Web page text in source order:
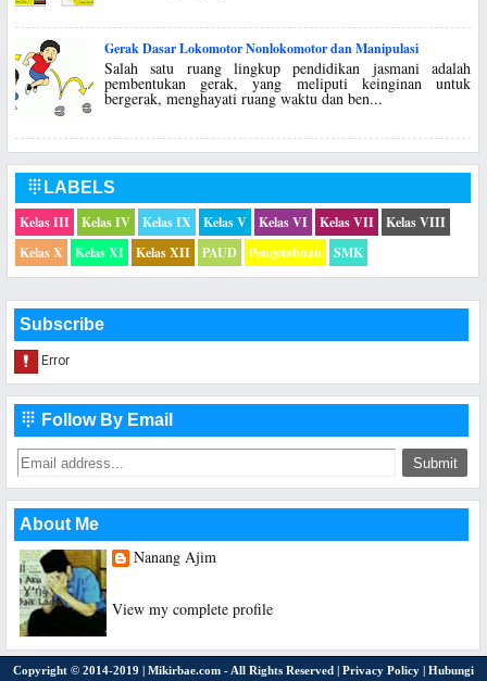
Gerak Dasar Lokomotor Nonlokomotor dan Manipulasi
Salah satu ruang lingkup pendidikan jasmani adalah
pembentukan gerak, yang meliputi keinginan untuk
bergerak, menghayati ruang waktu dan ben...
 LABELS
Kelas III
Kelas IV Kelas IX Kelas V Kelas VI Kelas VII
Kelas VIII
Kelas X
Kelas XI Kelas XII PAUD Pengetahuan SMK
Subscribe
 Follow By Email
About Me
Nanang Ajim
View my complete profile
Copyright © 2014-2019 | Mikirbae.com - All Rights Reserved | Privacy Policy | Hubungi